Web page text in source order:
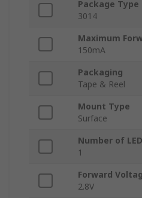
Package Type
3014
Maximum
150mA
Packaging
Tape & Reel
Mount Type
Surface
Number of
1
Forward
2.8V